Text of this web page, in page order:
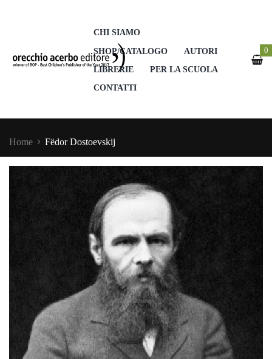
CHI SIAMO
SHOP/CATALOGO
AUTORI
LIBRERIE
PER LA SCUOLA
CONTATTI
0
Home Fëdor Dostoevskij